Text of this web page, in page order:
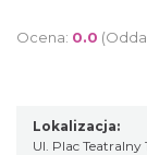
Ocena: 0.0
Lokalizacja:
Ul. Plac